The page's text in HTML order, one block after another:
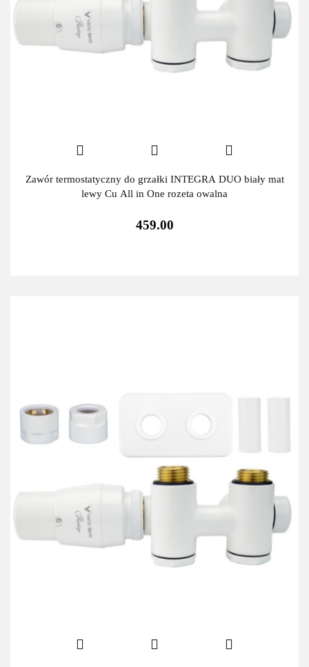
Zawór termostatyczny do grzałki INTEGRA DUO biały mat
lewy Cu All in One rozeta owalna
459.00